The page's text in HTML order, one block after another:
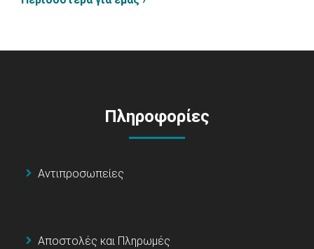
Πληροφορίες
Αντιπροσωπείες
Αποστολές και Πληρωμές